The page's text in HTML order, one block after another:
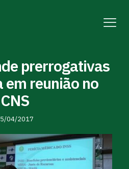
prerrogativas
em reunião no
CNS
04/2017